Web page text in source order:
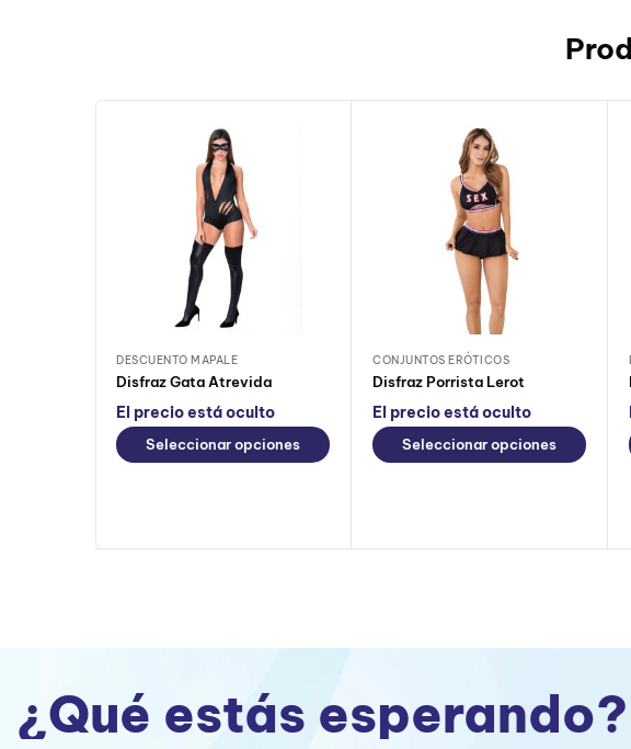
DESCUENTO MAPALE
Disfraz Gata Atrevida
El precio está oculto
Seleccionar opciones
CONJUNTOS ERÓTICOS
Disfraz Porrista Lerot
El precio está oculto
Seleccionar opciones
¿Qué estás esperando?